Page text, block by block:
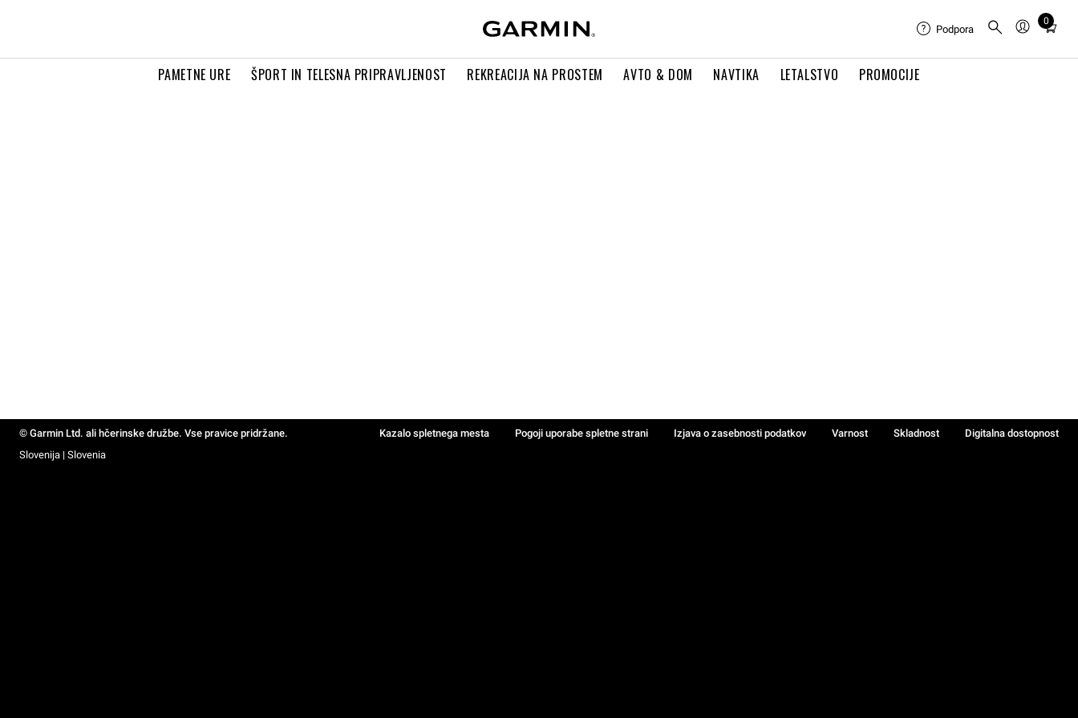
PAMETNE URE ŠPORT IN TELESNA PRIPRAVLJENOST REKREACIJA NA PROSTEM AVTO & DOM NAVTIKA LETALSTVO PROMOCIJE
Podpora
0
Total
in
© Garmin Ltd. ali hčerinske družbe. Vse pravice pridržane. Kazalo spletnega mesta Pogoji uporabe spletne strani Izjava o zasebnosti podatkov Varnost Skladnost
Digitalna dostopnost
Slovenija | Slovenia